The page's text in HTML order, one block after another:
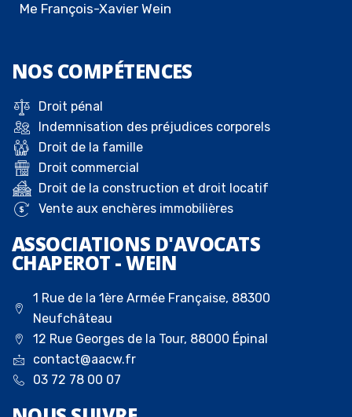
Me François-Xavier Wein
NOS COMPÉTENCES
Droit pénal
Indemnisation des préjudices corporels
Droit de la famille
Droit commercial
Droit de la construction et droit locatif
Vente aux enchères immobilières
ASSOCIATIONS D'AVOCATS
CHAPEROT - WEIN
1 Rue de la 1ère Armée Française, 88300
Neufchâteau
12 Rue Georges de la Tour, 88000 Épinal
contact@aacw.fr
03 72 78 00 07